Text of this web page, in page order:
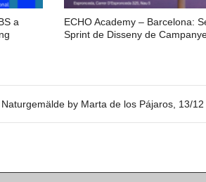
a
ECHO Academy – Barcelona:
Sprint de Disseny de
by Marta de los Pájaros, 13/